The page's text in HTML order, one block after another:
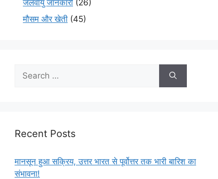
जलवायु जानकारी (26)
मौसम और खेती (45)
Recent Posts
मानसून हुआ सक्रिय, उत्तर भारत से पूर्वोत्तर तक भारी बारिश का
संभावना!